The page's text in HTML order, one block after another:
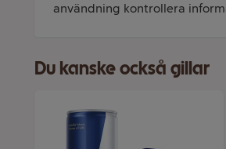
användning kontrollera
Du kanske också gillar